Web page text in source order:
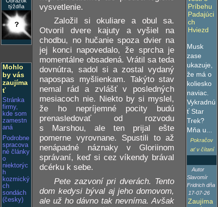
týždňa
Mohlo
by vás
zaujíma
ť
Stránka
firmy,
kde som
zamestn
aná
Podrobne
spracova
né články
o
niektorýc
h
kozmický
ch
sondách
(česky)
vysvetlenie.
Založil si okuliare a obul sa.
Otvoril dvere kajuty a vyšiel na
chodbu, no hučanie spoza dvier na
jej konci napovedalo, že sprcha je
momentálne obsadená. Vrátil sa teda
dovnútra, sadol si a zostal vydaný
napospas myšlienkam. Takýto stav
nemal rád a zvlášť v posledných
mesiacoch nie. Niekto by si myslel,
že ho nepríjemné pocity budú
prenasledovať od rozvodu
s Marshou, ale ten prijal ešte
pomerne vyrovnane. Spustili to až
nenápadné náznaky v Gloriinom
správaní, keď si cez víkendy brával
dcérku k sebe.
Pete zazvoní pri dverách. Tento
dom kedysi býval aj jeho domovom,
ale už ho dávno tak nevníma. Avšak
Príbehu
Padajúci
ch
Hviezd
Musk
zase
ukazuje,
že má o
koliesko
naviac.
Vykradnú
ť Star
Trek?
Mňa u...
Pokračov
ať v čítaní
Autor
Slavomír
Fridrich dňa
17-07-26
Zaujíma